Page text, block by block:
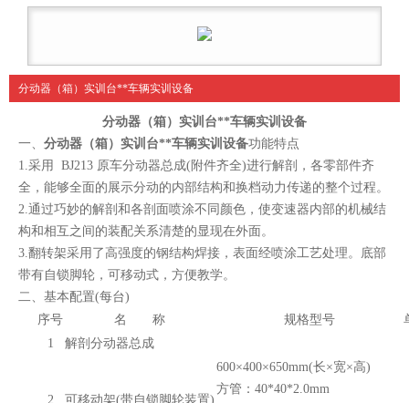
分动器（箱）实训台**车辆实训设备
分动器（箱）实训台**车辆实训设备
一、 分动器（箱）实训台**车辆实训设备功能特点
1.采用 BJ213 原车分动器总成(附件齐全)进行解剖，各零部件齐
全，能够全面的展示分动的内部结构和换档动力传递的整个过程。
2.通过巧妙的解剖和各剖面喷涂不同颜色，使变速器内部的机械结
构和相互之间的装配关系清楚的显现在外面。
3.翻转架采用了高强度的钢结构焊接，表面经喷涂工艺处理。底部
带有自锁脚轮，可移动式，方便教学。
二、 基本配置(每台)
序号
名 称 规格型号
1
解剖分动器总成
2 可移动架(带自锁脚轮装置)
600×400×650mm(长×宽×高)
方管：40*40*2.0mm